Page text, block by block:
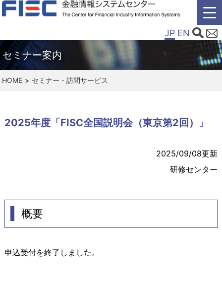
JP EN
セミナー案内
HOME セミナー・訪問サービス
2025年度「FISC全国説明会（東京第2回）」
2025/09/08更新
研修センター
概要
申込受付を終了しました。